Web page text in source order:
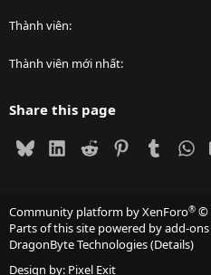
Thành viên
Thành viên mới nhất
Share this page
BlueskyLinkedIn
Reddit PinterestTumblr
Community platform by XenForo® ©
Parts of this site powered byadd-
DragonByte Technologies(Details)
Design by: Pixel Exit